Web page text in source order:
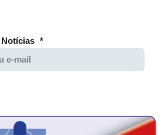
DE ÉTICA
Notícias *